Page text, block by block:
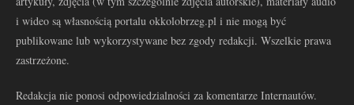
i wideo są własnością portalu okkolobrzeg.pl i nie mogą być
publikowane lub wykorzystywane bez zgody redakcji. Wszelkie prawa
zastrzeżone.
Redakcja nie ponosi odpowiedzialności za komentarze Internautów.